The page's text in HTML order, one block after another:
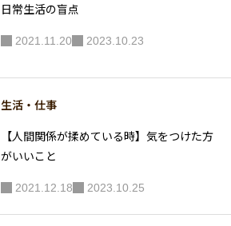
日常生活の盲点
2021.11.20 2023.10.23
生活・仕事
【人間関係が揉めている時】気をつけた方
がいいこと
2021.12.18 2023.10.25